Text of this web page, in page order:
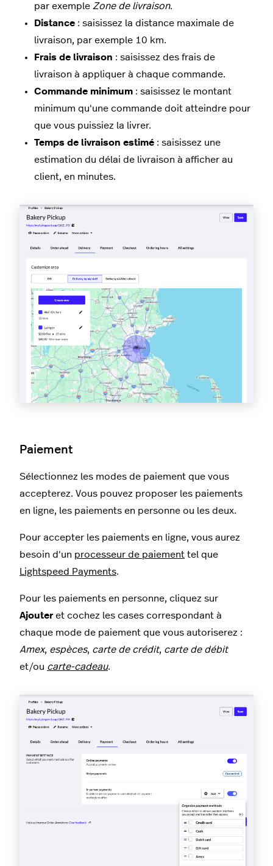
par exemple Zone de livraison.
Distance : saisissez la distance maximale de
livraison, par exemple 10 km.
Frais de livraison : saisissez des frais de
livraison à appliquer à chaque commande.
Commande minimum : saisissez le montant
minimum qu'une commande doit atteindre pour
que vous puissiez la livrer.
Temps de livraison estimé : saisissez une
estimation du délai de livraison à afficher au
client, en minutes.
Paiement
Sélectionnez les modes de paiement que vous
accepterez. Vous pouvez proposer les paiements
en ligne, les paiements en personne ou les deux.
Pour accepter les paiements en ligne, vous aurez
besoin d'un processeur de paiement tel que
Lightspeed Payments.
Pour les paiements en personne, cliquez sur
Ajouteret cochez les cases correspondant à
chaque mode de paiement que vous autoriserez :
Amex, espèces, carte de crédit, carte de débit
et/ou carte-cadeau.